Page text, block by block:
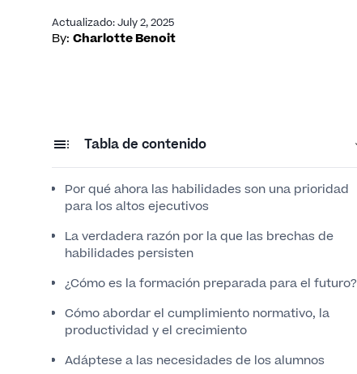
Actualizado:July 2, 2025
By: Charlotte Benoit
Tabla de contenido
Por qué ahora las habilidades son una prioridad
para los altos ejecutivos
La verdadera razón por la que las brechas de
habilidades persisten
¿Cómo es la formación preparada para el futuro?
Cómo abordar el cumplimiento normativo, la
productividad y el crecimiento
Adáptese a las necesidades de los alumnos